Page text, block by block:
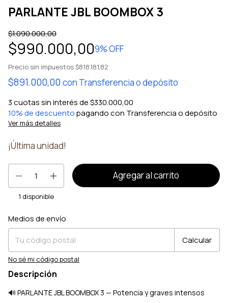
PARLANTE JBL BOOMBOX 3
$1.090.000,00
$990.000,009% OFF
Precio sin impuestos$818.181,82
$891.000,00con Transferencia o depósito
3cuotas sin interés de$330.000,00
10% de descuentopagando con Transferencia o depósito
Ver más detalles
¡Última unidad!
1 disponible
Entregas para el CP:
Medios de envío
Calcular
No sé mi código postal
Descripción
🔊 PARLANTE JBL BOOMBOX 3 — Potencia y graves intensos